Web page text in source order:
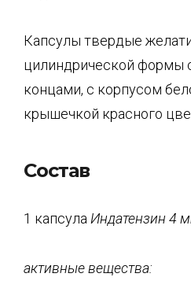
Капсулы твердые
цилиндрической формы
концами, с корпусом
крышечкой красного
Состав
1 капсула Индатензин 4
активные вещества: